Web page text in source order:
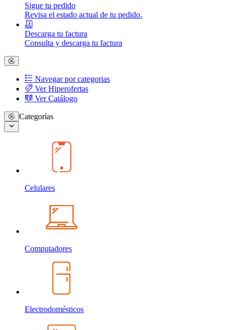
Sigue tu pedido
Revisa el estado actual de tu pedido.
Descarga tu factura
Consulta y descarga tu factura
Navegar por categorias
Ver Hiperofertas
Ver Catálogo
Categorías
Celulares
Computadores
Electrodomésticos